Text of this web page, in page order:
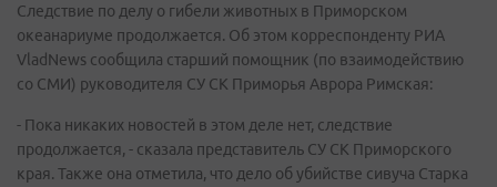
Следствие по делу о гибели животных в Приморском
океанариуме продолжается. Об этом корреспонденту РИА
VladNews сообщила старший помощник (по взаимодействию
со СМИ) руководителя СУ СК Приморья Аврора Римская:
- Пока никаких новостей в этом деле нет, следствие
продолжается, - сказала представитель СУ СК Приморского
края. Также она отметила, что дело об убийстве сивуча Старка